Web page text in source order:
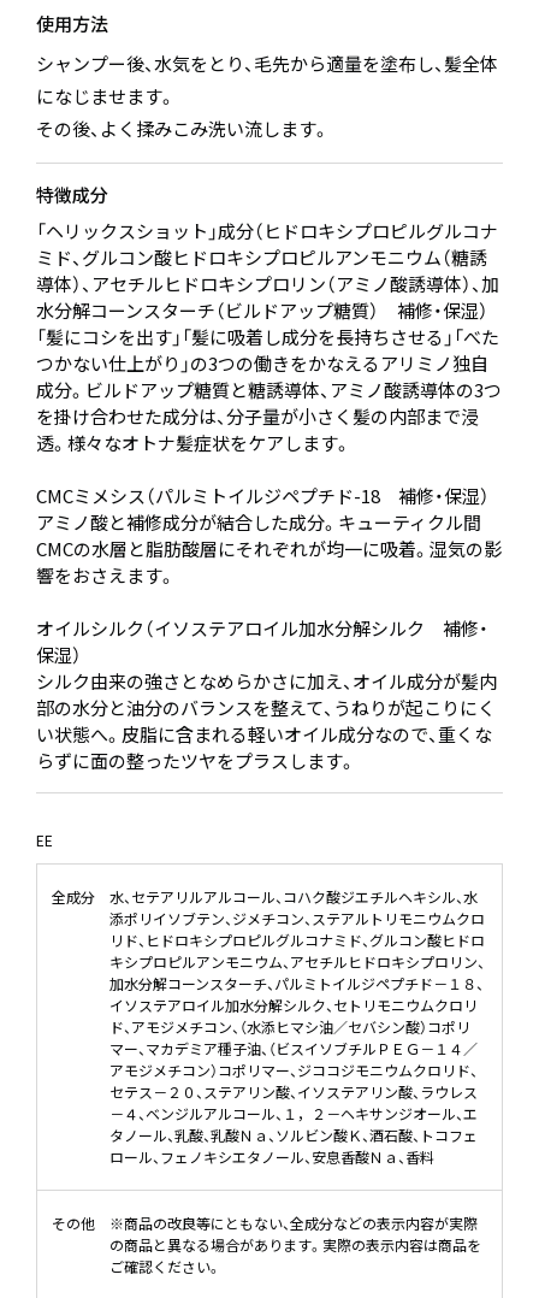
使用方法
シャンプー後、水気をとり、毛先から適量を塗布し、髪全体
になじませます。
その後、よく揉みこみ洗い流します。
特徴成分
「ヘリックスショット」成分（ヒドロキシプロピルグルコナ
ミド、グルコン酸ヒドロキシプロピルアンモニウム（糖誘
導体）、アセチルヒドロキシプロリン（アミノ酸誘導体）、加
水分解コーンスターチ（ビルドアップ糖質） 補修・保湿）
「髪にコシを出す」「髪に吸着し成分を長持ちさせる」「べた
つかない仕上がり」の3つの働きをかなえるアリミノ独自
成分。ビルドアップ糖質と糖誘導体、アミノ酸誘導体の3つ
を掛け合わせた成分は、分子量が小さく髪の内部まで浸
透。様々なオトナ髪症状をケアします。
CMCミメシス（パルミトイルジペプチド-18 補修・保湿）
アミノ酸と補修成分が結合した成分。キューティクル間
CMCの水層と脂肪酸層にそれぞれが均一に吸着。湿気の影
響をおさえます。
オイルシルク（イソステアロイル加水分解シルク 補修・
保湿）
シルク由来の強さとなめらかさに加え、オイル成分が髪内
部の水分と油分のバランスを整えて、うねりが起こりにく
い状態へ。皮脂に含まれる軽いオイル成分なので、重くな
らずに面の整ったツヤをプラスします。
EE
全成分
水、セテアリルアルコール、コハク酸ジエチルヘキシル、水
添ポリイソブテン、ジメチコン、ステアルトリモニウムクロ
リド、ヒドロキシプロピルグルコナミド、グルコン酸ヒドロ
キシプロピルアンモニウム、アセチルヒドロキシプロリン、
加水分解コーンスターチ、パルミトイルジペプチド－１８、
イソステアロイル加水分解シルク、セトリモニウムクロリ
ド、アモジメチコン、（水添ヒマシ油／セバシン酸）コポリ
マー、マカデミア種子油、（ビスイソブチルＰＥＧ－１４／
アモジメチコン）コポリマー、ジココジモニウムクロリド、
セテス－２０、ステアリン酸、イソステアリン酸、ラウレス
－４、ベンジルアルコール、１，２－ヘキサンジオール、エ
タノール、乳酸、乳酸Ｎａ、ソルビン酸Ｋ、酒石酸、トコフェ
ロール、フェノキシエタノール、安息香酸Ｎａ、香料
その他
※商品の改良等にともない、全成分などの表示内容が実際
の商品と異なる場合があります。実際の表示内容は商品を
ご確認ください。